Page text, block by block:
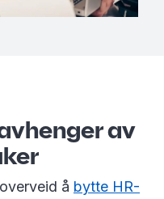
av
å bytte HR-